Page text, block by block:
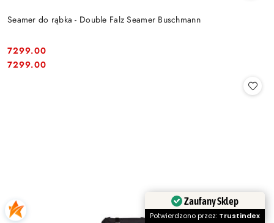
Seamer do rąbka - Double Falz Seamer Buschmann
Cena:
7299.00
Cena:
7299.00
Zaufany Sklep
Potwierdzono przez: Trustindex